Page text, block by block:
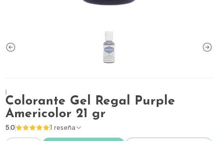
|
Colorante Gel Regal Purple
Americolor 21 gr
5.0 1 reseña